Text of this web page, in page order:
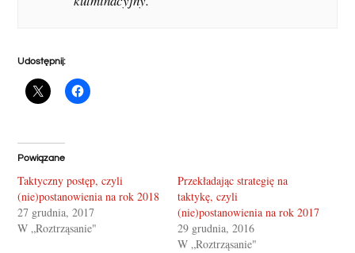
Udostępnij:
Powiązane
Taktyczny postęp, czyli
(nie)postanowienia na rok 2018
27 grudnia, 2017
W „Roztrząsanie"
Przekładając strategię na
taktykę, czyli
(nie)postanowienia na rok 2017
29 grudnia, 2016
W „Roztrząsanie"